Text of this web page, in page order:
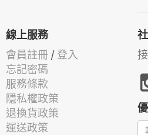
線上服務
會員註冊 / 登入
忘記密碼
服務條款
隱私權政策
退換貨政策
運送政策